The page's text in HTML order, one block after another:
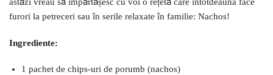
furori la petreceri sau în serile relaxate în familie: Nachos!
Ingrediente:
1 pachet de chips-uri de porumb (nachos)